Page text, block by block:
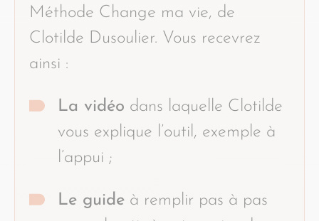
Méthode Change ma vie, de
Clotilde Dusoulier. Vous recevrez
ainsi :
La vidéo dans laquelle Clotilde
vous explique l’outil, exemple à
l’appui ;
Le guide à remplir pas à pas